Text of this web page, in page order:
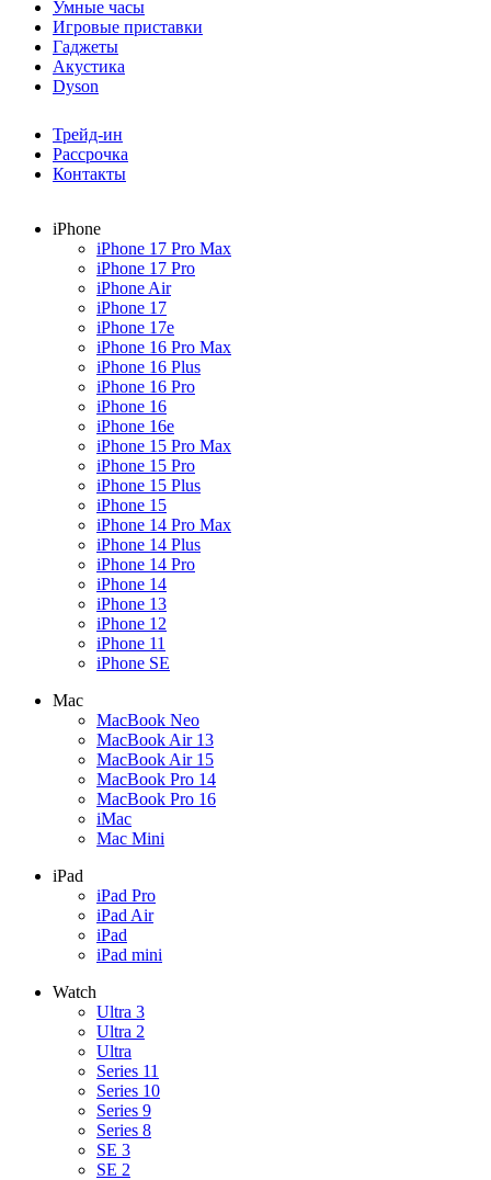
Умные часы
Игровые приставки
Гаджеты
Акустика
Dyson
Трейд-ин
Рассрочка
Контакты
iPhone
iPhone 17 Pro Max
iPhone 17 Pro
iPhone Air
iPhone 17
iPhone 17e
iPhone 16 Pro Max
iPhone 16 Plus
iPhone 16 Pro
iPhone 16
iPhone 16e
iPhone 15 Pro Max
iPhone 15 Pro
iPhone 15 Plus
iPhone 15
iPhone 14 Pro Max
iPhone 14 Plus
iPhone 14 Pro
iPhone 14
iPhone 13
iPhone 12
iPhone 11
iPhone SE
Mac
MacBook Neo
MacBook Air 13
MacBook Air 15
MacBook Pro 14
MacBook Pro 16
iMac
Mac Mini
iPad
iPad Pro
iPad Air
iPad
iPad mini
Watch
Ultra 3
Ultra 2
Ultra
Series 11
Series 10
Series 9
Series 8
SE 3
SE 2